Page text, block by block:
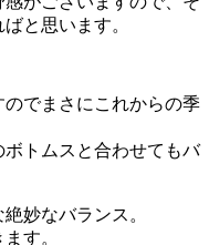
と思います。
でまさにこれからの季
トムスと合わせてもバ
妙なバランス。
す。